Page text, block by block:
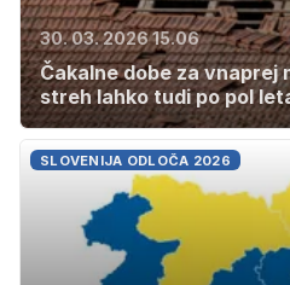
30. 03. 2026 15.06
Čakalne dobe za vnaprej
streh lahko tudi po pol
SLOVENIJA ODLOČA 2026